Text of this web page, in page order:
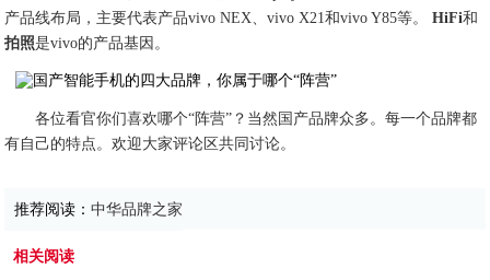
产品线布局，主要代表产品vivo NEX、vivo X21和vivo Y85等。HiFi和
拍照是vivo的产品基因。
各位看官你们喜欢哪个“阵营”？当然国产品牌众多。每一个品牌都
有自己的特点。欢迎大家评论区共同讨论。
推荐阅读：中华品牌之家
相关阅读